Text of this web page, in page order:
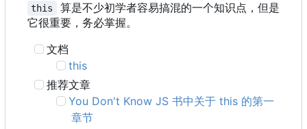
this
算是不少初学者容易搞混的一个知识点，但是
它很重要，务必掌握。
文档
this
推荐文章
You Don't Know JS 书中关于 this 的第一
章节